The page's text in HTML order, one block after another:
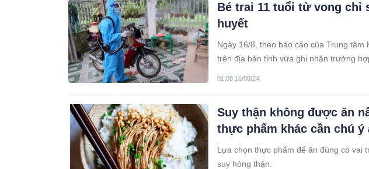
Bé trai 11 tuổi tử vong chỉ
huyết
Ngày 16/8, theo báo cáo của Trung tâm
trên địa bàn tỉnh vừa ghi nhận trường
01:08 16/08/24
Suy thận không được ăn
thực phẩm khác cần chú ý
Lựa chọn thực phẩm để ăn đúng có vai
suy hỏng thận.